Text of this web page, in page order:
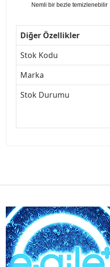
Nemli bir bezle temizlenebilir
Diğer Özellikler
Stok Kodu
Marka
Stok Durumu